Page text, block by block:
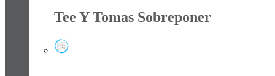
Tee Y Tomas Sobreponer